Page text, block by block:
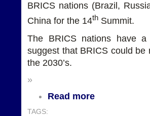
BRICS nations (Brazil,
China for the 14th Summit.
The BRICS nations have
suggest that BRICS could
the 2030’s.
»
Read more
TAGS: